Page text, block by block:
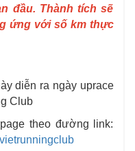
đầu. Thành tích sẽ
ứng với số km thực
diễn ra ngày uprace
Club
theo đường link: